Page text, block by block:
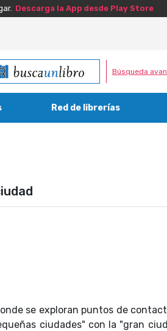
Descarga la App desde Play Store
Búsqueda
Red de librerías
se exploran puntos de
ciudades" con la "gran